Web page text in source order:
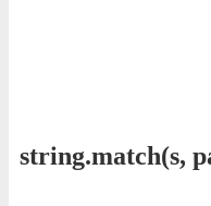
string.match(s,